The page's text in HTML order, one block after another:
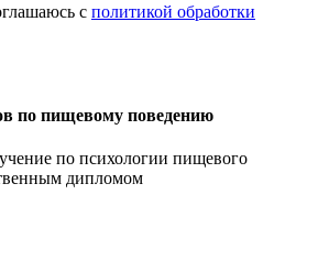
с политикой обработки
по пищевому поведению
по психологии пищевого
дипломом